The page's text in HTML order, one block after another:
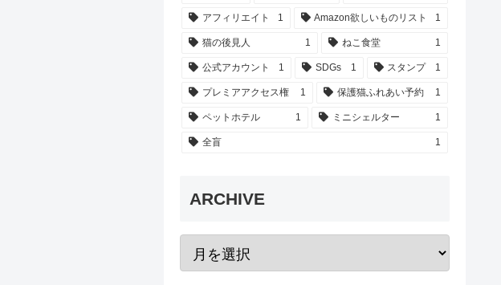
アフィリエイト 1 Amazon欲しいものリスト 1
猫の後見人 1 ねこ食堂 1
公式アカウント 1 SDGs 1 スタンプ 1
プレミアアクセス権 1 保護猫ふれあい予約 1
ペットホテル 1 ミニシェルター 1
全盲 1
ARCHIVE